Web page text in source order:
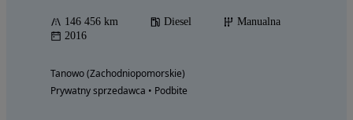
146 456 km Diesel
Manualna
2016
Tanowo (Zachodniopomorskie)
Prywatny sprzedawca • Podbite